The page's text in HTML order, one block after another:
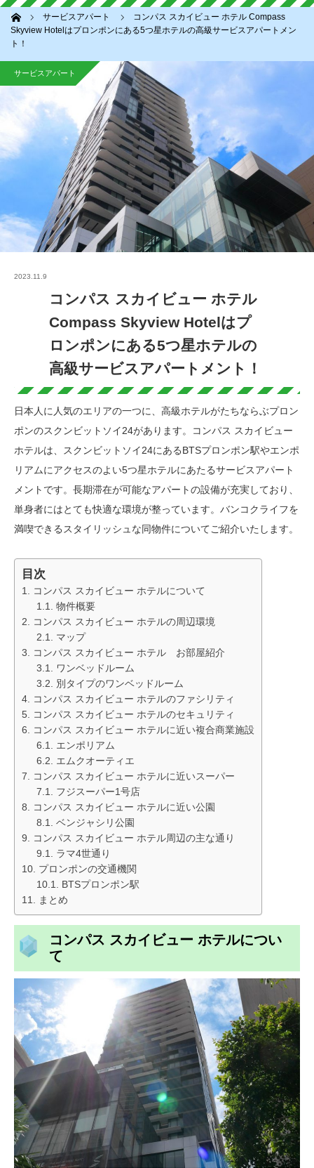
ホーム サービスアパート
コンパス スカイビュー ホテル Compass
Skyview Hotelはプロンポンにある5つ星ホテルの高級サービスアパートメン
ト！
サービスアパート
2023.11.9
コンパス スカイビュー ホテル
Compass Skyview Hotelはプ
ロンポンにある5つ星ホテルの
高級サービスアパートメント！
日本人に人気のエリアの一つに、高級ホテルがたちならぶプロン
ポンのスクンビットソイ24があります。コンパス スカイビュー
ホテルは、スクンビットソイ24にあるBTSプロンポン駅やエンポ
リアムにアクセスのよい5つ星ホテルにあたるサービスアパート
メントです。長期滞在が可能なアパートの設備が充実しており、
単身者にはとても快適な環境が整っています。バンコクライフを
満喫できるスタイリッシュな同物件についてご紹介いたします。
目次
コンパス スカイビュー ホテルについて
物件概要
コンパス スカイビュー ホテルの周辺環境
マップ
コンパス スカイビュー ホテル お部屋紹介
ワンベッドルーム
別タイプのワンベッドルーム
コンパス スカイビュー ホテルのファシリティ
コンパス スカイビュー ホテルのセキュリティ
コンパス スカイビュー ホテルに近い複合商業施設
エンポリアム
エムクオーティエ
コンパス スカイビュー ホテルに近いスーパー
フジスーパー1号店
コンパス スカイビュー ホテルに近い公園
ベンジャシリ公園
コンパス スカイビュー ホテル周辺の主な通り
ラマ4世通り
プロンポンの交通機関
BTSプロンポン駅
まとめ
コンパス スカイビュー ホテルについ
て